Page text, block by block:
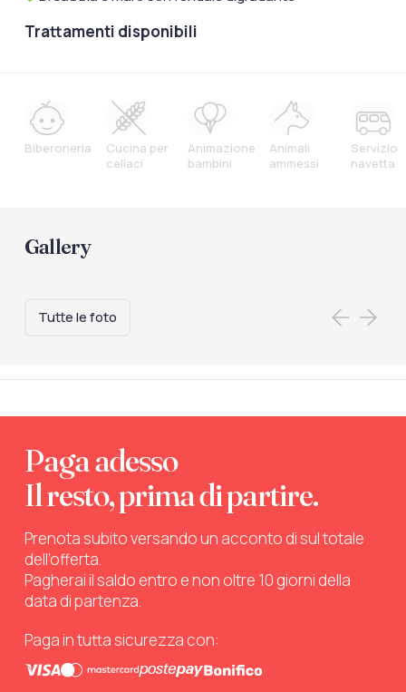
Trattamenti disponibili
Biberoneria
Cucina per
celiaci
Animazione
bambini
Animali
ammessi
Servizio
navetta
Gallery
Tutte le foto
Paga adesso
Il resto, prima di partire.
Prenota subito versando un acconto di sul totale
dell’offerta.
Pagherai il saldo entro e non oltre 10 giorni della
data di partenza.
Paga in tutta sicurezza con: